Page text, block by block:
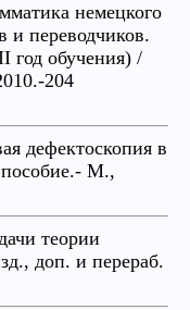
немецкого
и переводчиков.
год обучения) /
204
дефектоскопия в
М.,
теории
доп. и перераб.